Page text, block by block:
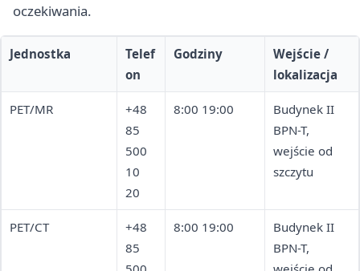
oczekiwania.
Jednostka
Telef
on
Godziny
Wejście /
lokalizacja
PET/MR
+48
85
500
10
20
8:00 19:00
Budynek II
BPN-T,
wejście od
szczytu
PET/CT
+48
85
8:00 19:00
Budynek II
BPN-T,